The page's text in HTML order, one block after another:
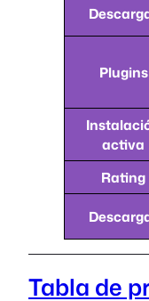
Plugins
activa
Rating
Tabla de